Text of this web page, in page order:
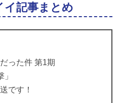
イ記事まとめ
った件 第1期
です！